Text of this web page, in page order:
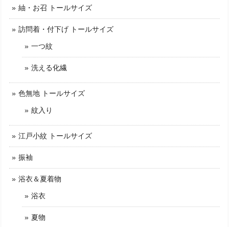
紬・お召 トールサイズ
訪問着・付下げ トールサイズ
一つ紋
洗える化繊
色無地 トールサイズ
紋入り
江戸小紋 トールサイズ
振袖
浴衣＆夏着物
浴衣
夏物